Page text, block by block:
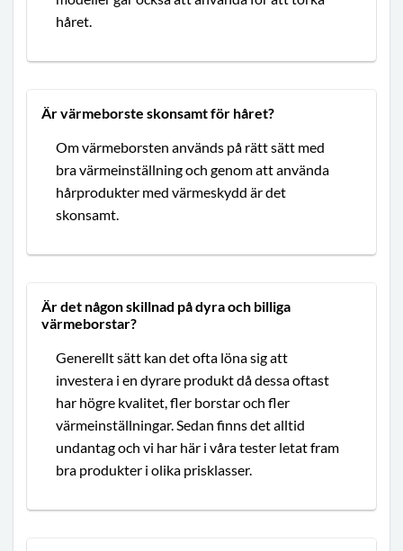
håret.
Är värmeborste skonsamt för håret?
Om värmeborsten används på rätt sätt med
bra värmeinställning och genom att använda
hårprodukter med värmeskydd är det
skonsamt.
Är det någon skillnad på dyra och billiga
värmeborstar?
Generellt sätt kan det ofta löna sig att
investera i en dyrare produkt då dessa oftast
har högre kvalitet, fler borstar och fler
värmeinställningar. Sedan finns det alltid
undantag och vi har här i våra tester letat fram
bra produkter i olika prisklasser.